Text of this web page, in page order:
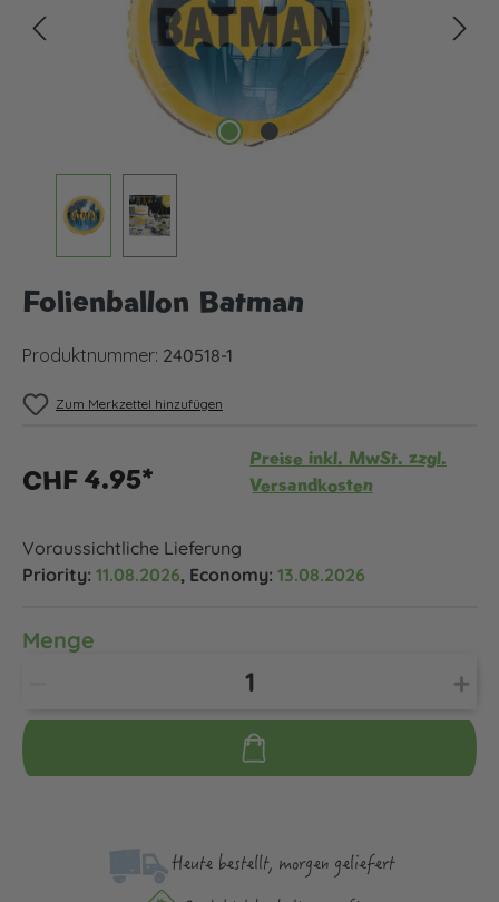
Folienballon Batman
Produktnummer: 240518-1
Zum Merkzettel hinzufügen
CHF 4.95*
Preise inkl. MwSt. zzgl.
Versandkosten
Voraussichtliche Lieferung
Priority: 11.08.2026, Economy: 13.08.2026
Menge
Heute bestellt, morgen geliefert